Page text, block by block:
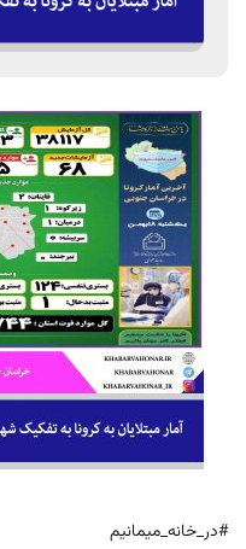
#در_خانه_میمانیم